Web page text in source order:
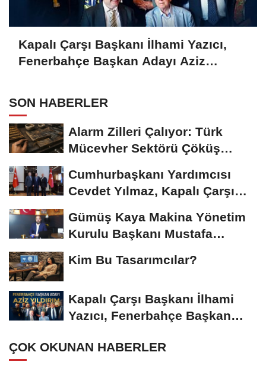
Kapalı Çarşı Başkanı İlhami Yazıcı,
Fenerbahçe Başkan Adayı Aziz
SON HABERLER
Alarm Zilleri Çalıyor: Türk
Mücevher Sektörü Çöküş
Cumhurbaşkanı Yardımcısı
Cevdet Yılmaz, Kapalı Çarşı
Gümüş Kaya Makina Yönetim
Kurulu Başkanı Mustafa
Kim Bu Tasarımcılar?
Kapalı Çarşı Başkanı İlhami
Yazıcı, Fenerbahçe Başkan
ÇOK OKUNAN HABERLER